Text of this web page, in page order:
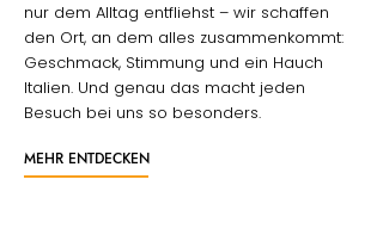
nur dem Alltag entfliehst – wir schaffen
den Ort, an dem alles zusammenkommt:
Geschmack, Stimmung und ein Hauch
Italien. Und genau das macht jeden
Besuch bei uns so besonders.
MEHR ENTDECKEN